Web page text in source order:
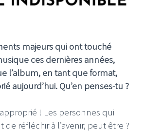
majeurs qui ont touché
ces dernières années,
l’album, en tant que format,
aujourd’hui. Qu’en penses-tu ?
! Les personnes qui
de réfléchir à l’avenir, peut être ?